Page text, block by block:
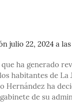
julio 22, 2024 a
ha generado
habitantes de La
Hernández ha
de su